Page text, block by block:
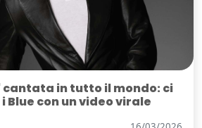
cantata in tutto il mondo: ci
Blue con un video virale